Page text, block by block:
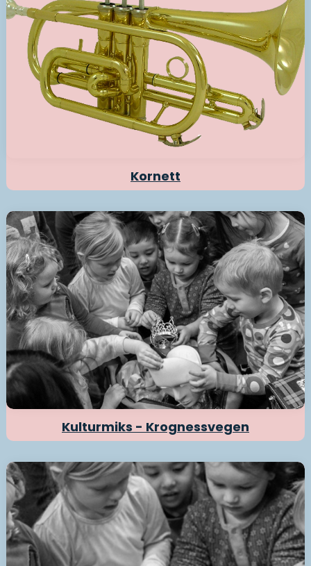
Kornett
Kulturmiks - Krognessvegen